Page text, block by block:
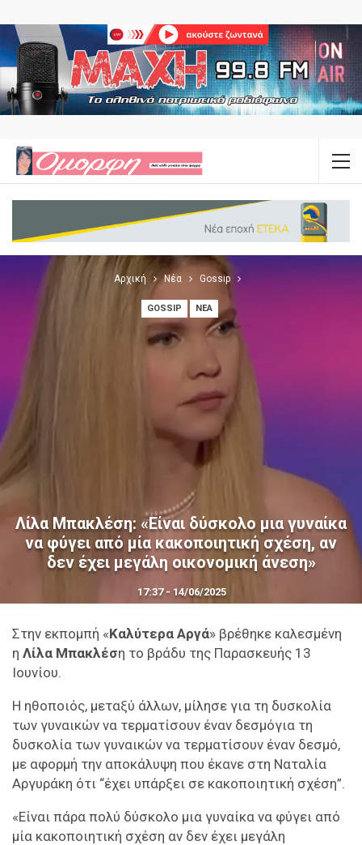
Αρχική Νέα Gossip
GOSSIP ΝΈΑ
Λίλα Μπακλέση: «Είναι δύσκολο μια γυναίκα
να φύγει από μία κακοποιητική σχέση, αν
δεν έχει μεγάλη οικονομική άνεση»
17:37 - 14/06/2025
Στην εκπομπή «Καλύτερα Αργά» βρέθηκε καλεσμένη
η Λίλα Μπακλέση το βράδυ της Παρασκευής 13
Ιουνίου.
Η ηθοποιός, μεταξύ άλλων, μίλησε για τη δυσκολία
των γυναικών να τερματίσουν έναν δεσμόγια τη
δυσκολία των γυναικών να τερματίσουν έναν δεσμό,
με αφορμή την αποκάλυψη που έκανε στη Ναταλία
Αργυράκη ότι “έχει υπάρξει σε κακοποιητική σχέση”.
«Είναι πάρα πολύ δύσκολο μια γυναίκα να φύγει από
μία κακοποιητική σχέση αν δεν έχει μεγάλη